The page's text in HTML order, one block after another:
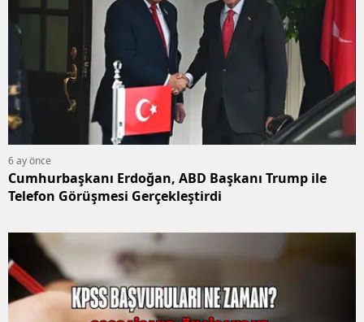
6 ay önce
Cumhurbaşkanı Erdoğan, ABD Başkanı Trump ile
Telefon Görüşmesi Gerçekleştirdi